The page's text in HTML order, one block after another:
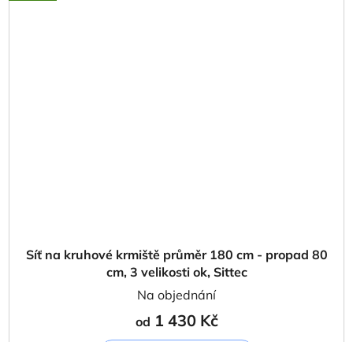
Síť na kruhové krmiště průměr 180 cm - propad 80
cm, 3 velikosti ok, Sittec
Na objednání
od 1 430 Kč